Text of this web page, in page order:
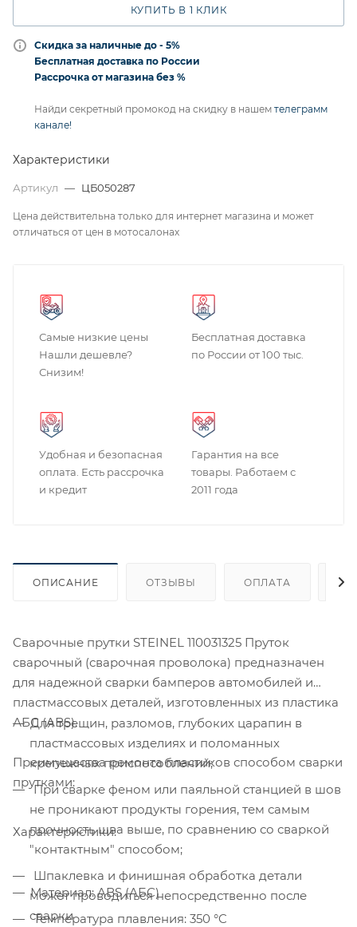
КУПИТЬ В 1 КЛИК
Скидка за наличные до - 5%
Бесплатная доставка по России
Рассрочка от магазина без %
Найди секретный промокод на скидку в нашем телеграмм
канале!
Характеристики
Артикул — ЦБ050287
Цена действительна только для интернет магазина и может
отличаться от цен в мотосалонах
Самые низкие цены
Нашли дешевле?
Снизим!
Бесплатная доставка
по России от 100 тыс.
Удобная и безопасная
оплата. Есть рассрочка
и кредит
Гарантия на все
товары. Работаем с
2011 года
ОПИСАНИЕ ОТЗЫВЫ ОПЛАТА
Сварочные прутки STEINEL 110031325 Пруток
сварочный (сварочная проволока) предназначен
для надежной сварки бамперов автомобилей и
пластмассовых деталей, изготовленных из пластика
АБС (ABS).
Преимущества ремонта пластиков способом сварки
прутками:
Для трещин, разломов, глубоких царапин в
пластмассовых изделиях и поломанных
крепежных приспособлений;
При сварке феном или паяльной станцией в шов
не проникают продукты горения, тем самым
прочность шва выше, по сравнению со сваркой
"контактным" способом;
может проводиться непосредственно после
сварки
Характеристики:
Материал: ABS (АБС)
Температура плавления: 350 °C